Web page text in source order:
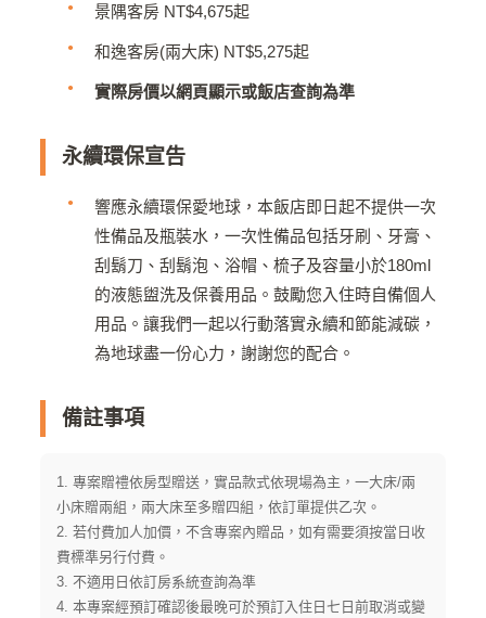
景隅客房 NT$4,675起
和逸客房(兩大床) NT$5,275起
實際房價以網頁顯示或飯店查詢為準
永續環保宣告
響應永續環保愛地球，本飯店即日起不提供一次
性備品及瓶裝水，一次性備品包括牙刷、牙膏、
刮鬍刀、刮鬍泡、浴帽、梳子及容量小於180ml
的液態盥洗及保養用品。鼓勵您入住時自備個人
用品。讓我們一起以行動落實永續和節能減碳，
為地球盡一份心力，謝謝您的配合。
備註事項
1. 專案贈禮依房型贈送，實品款式依現場為主，一大床/兩
小床贈兩組，兩大床至多贈四組，依訂單提供乙次。
2. 若付費加人加價，不含專案內贈品，如有需要須按當日收
費標準另行付費。
3. 不適用日依訂房系統查詢為準
4. 本專案經預訂確認後最晚可於預訂入住日七日前取消或變